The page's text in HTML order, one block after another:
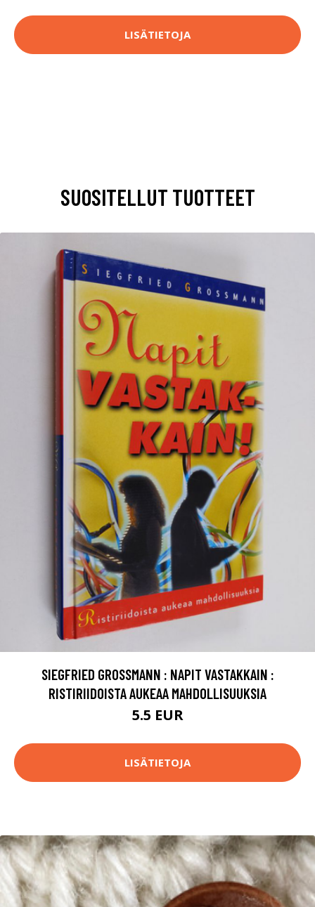
LISÄTIETOJA
SUOSITELLUT TUOTTEET
SIEGFRIED GROSSMANN : NAPIT VASTAKKAIN :
RISTIRIIDOISTA AUKEAA MAHDOLLISUUKSIA
5.5 EUR
LISÄTIETOJA